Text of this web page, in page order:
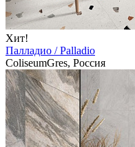
Хит!
Палладио / Palladio
ColiseumGres, Россия